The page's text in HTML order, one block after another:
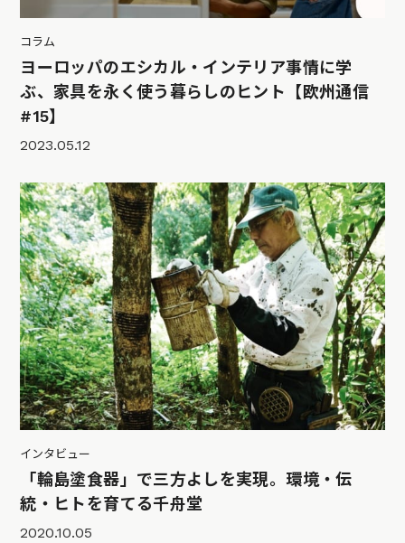
コラム
ヨーロッパのエシカル・インテリア事情に学
ぶ、家具を永く使う暮らしのヒント【欧州通信
#15】
2023.05.12
インタビュー
「輪島塗食器」で三方よしを実現。環境・伝
統・ヒトを育てる千舟堂
2020.10.05